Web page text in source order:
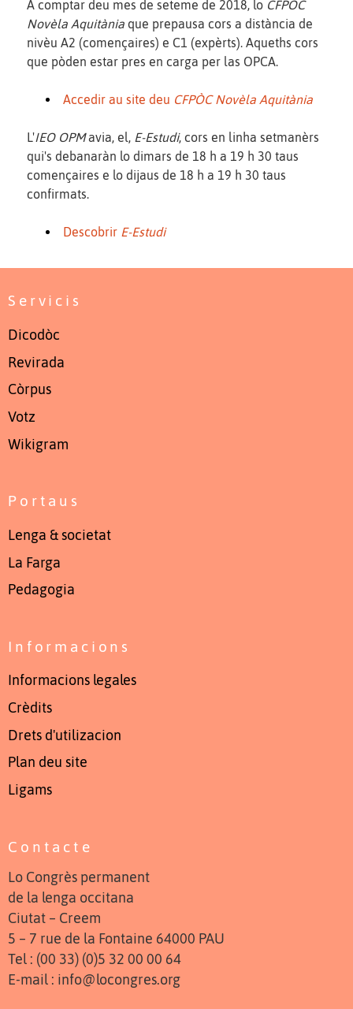
A comptar deu mes de seteme de 2018, lo CFPÒC
Novèla Aquitània que prepausa cors a distància de
nivèu A2 (començaires) e C1 (expèrts). Aqueths cors
que pòden estar pres en carga per las OPCA.
Accedir au site deu CFPÒC Novèla Aquitània
L'IEO OPMavia, el, E-Estudi, cors en linha setmanèrs
qui's debanaràn lo dimars de 18 h a 19 h 30 taus
començaires e lo dijaus de 18 h a 19 h 30 taus
confirmats.
Descobrir E-Estudi
Servicis
Dicodòc
Revirada
Còrpus
Votz
Wikigram
Portaus
Lenga & societat
La Farga
Pedagogia
Informacions
Informacions legales
Crèdits
Drets d'utilizacion
Plan deu site
Ligams
Contacte
Lo Congrès permanent
de la lenga occitana
Ciutat – Creem
5 – 7 rue de la Fontaine 64000 PAU
Tel : (00 33) (0)5 32 00 00 64
E-mail : info@locongres.org